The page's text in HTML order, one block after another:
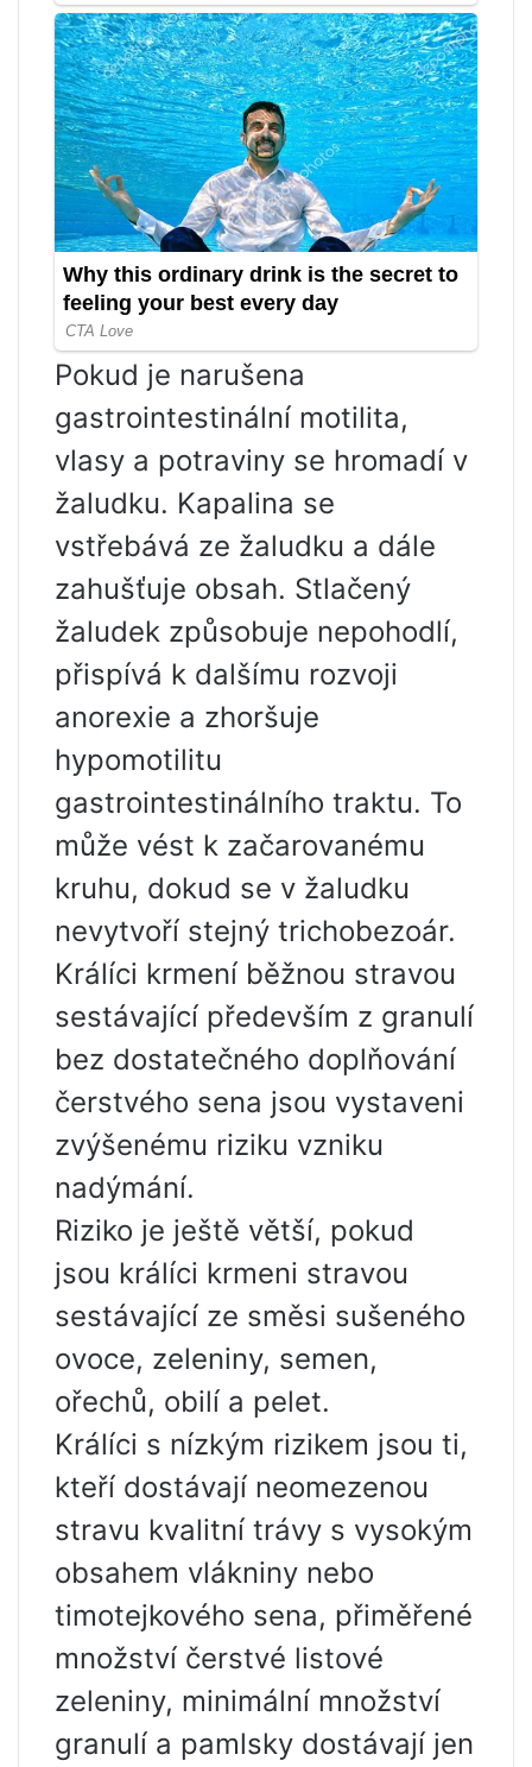
Pokud je narušena
gastrointestinální motilita,
vlasy a potraviny se hromadí v
žaludku. Kapalina se
vstřebává ze žaludku a dále
zahušťuje obsah. Stlačený
žaludek způsobuje nepohodlí,
přispívá k dalšímu rozvoji
anorexie a zhoršuje
hypomotilitu
gastrointestinálního traktu. To
může vést k začarovanému
kruhu, dokud se v žaludku
nevytvoří stejný trichobezoár.
Králíci krmení běžnou stravou
sestávající především z granulí
bez dostatečného doplňování
čerstvého sena jsou vystaveni
zvýšenému riziku vzniku
nadýmání.
Riziko je ještě větší, pokud
jsou králíci krmeni stravou
sestávající ze směsi sušeného
ovoce, zeleniny, semen,
ořechů, obilí a pelet.
Králíci s nízkým rizikem jsou ti,
kteří dostávají neomezenou
stravu kvalitní trávy s vysokým
obsahem vlákniny nebo
timotejkového sena, přiměřené
množství čerstvé listové
zeleniny, minimální množství
granulí a pamlsky dostávají jen